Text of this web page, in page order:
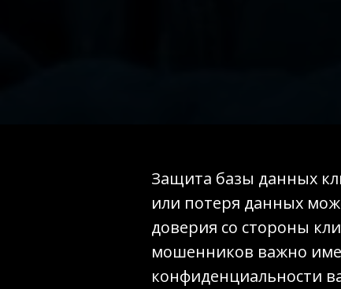
Защита базы данных
или потеря данных
доверия со стороны
мошенников важно
конфиденциальности